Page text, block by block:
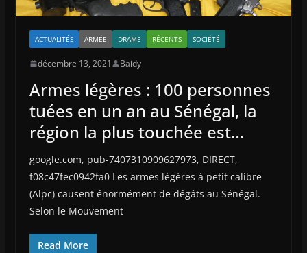
ACTUALITÉS ARMÉE DRAME RÉCENTS SOCIÉTÉ
décembre 13, 2021 Baidy
Armes légères : 100 personnes
tuées en un an au Sénégal, la
région la plus touchée est…
google.com, pub-7407310909627973, DIRECT,
f08c47fec0942fa0 Les armes légères à petit calibre
(Alpc) causent énormément de dégâts au Sénégal.
Selon le Mouvement
Read More